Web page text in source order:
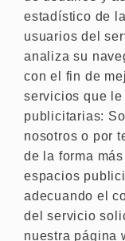
estadístico de
usuarios del
analiza su
con el fin de
servicios que
publicitarias:
nosotros o por
de la forma
espacios
adecuando el
del servicio
nuestra página